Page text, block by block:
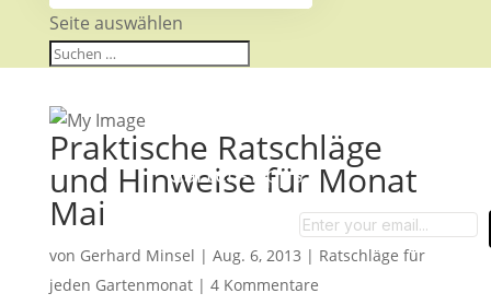
Seite auswählen
Praktische Ratschläge
und Hinweise für Monat
Mai
von Gerhard Minsel | Aug. 6, 2013 | Ratschläge für
jeden Gartenmonat| 4 Kommentare
Garten-Tipps